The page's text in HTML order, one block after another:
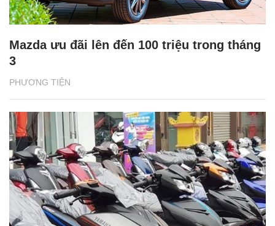
PHƯƠNG TIỆN
Mazda ưu đãi lên đến 100 triệu trong tháng
3